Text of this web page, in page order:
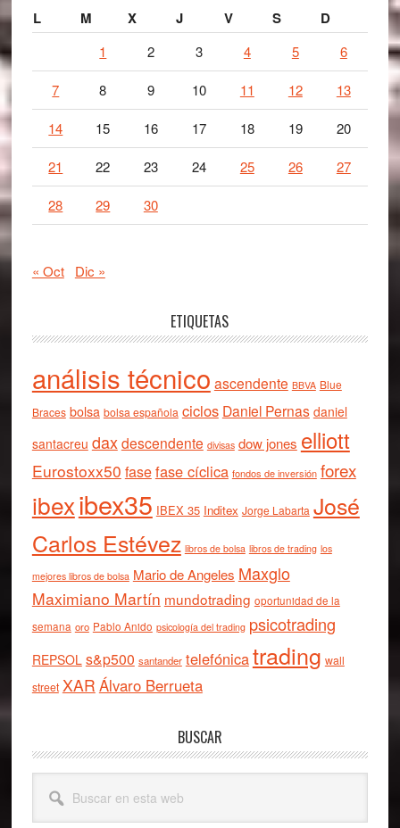
L M X J V S D
1 2 3 4 5 6
7 8 9 10 11 12 13
14 15 16 17 18 19 20
21 22 23 24 25 26 27
28 29 30
« Oct Dic »
ETIQUETAS
análisis técnico ascendente BBVA Blue
Braces bolsa bolsa española ciclos Daniel Pernas daniel
santacreu daxdescendente divisas dow jones elliott
Eurostoxx50 fasefase cíclica fondos de inversión forex
ibexibex35 IBEX 35 Inditex Jorge Labarta José
Carlos Estévez libros de bolsa libros de trading los
mejores libros de bolsa Mario de Angeles Maxglo
Maximiano Martín mundotrading oportunidad de la
semana oro Pablo Anido psicología del trading psicotrading
REPSOL s&p500 santander telefónicatrading wall
street XAR Álvaro Berrueta
BUSCAR